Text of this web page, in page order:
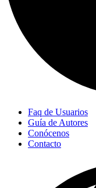
Faq de Usuarios
Guía de Autores
Conócenos
Contacto